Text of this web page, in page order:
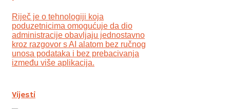
Riječ je o tehnologiji koja
poduzetnicima omogućuje da dio
administracije obavljaju jednostavno
kroz razgovor s AI alatom bez ručnog
unosa podataka i bez prebacivanja
između više aplikacija.
Vijesti